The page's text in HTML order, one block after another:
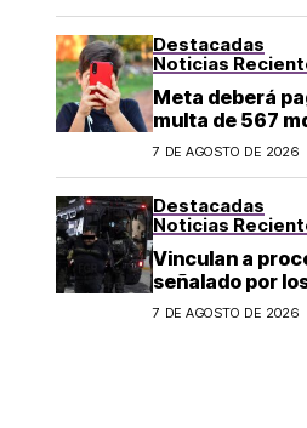
Destacadas
Noticias
Meta deberá
multa de 567
a menores
7 DE AGOSTO DE 2026
Destacadas
Noticias
Vinculan a
señalado por
de Carlos
7 DE AGOSTO DE 2026